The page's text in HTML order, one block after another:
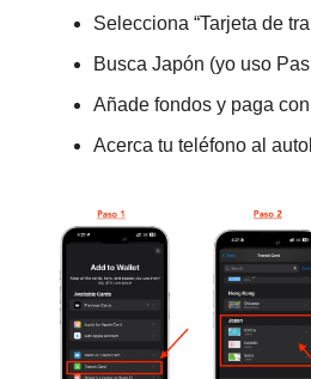
Selecciona “Tarjeta de
Busca Japón (yo uso
Añade fondos y paga
Acerca tu teléfono al